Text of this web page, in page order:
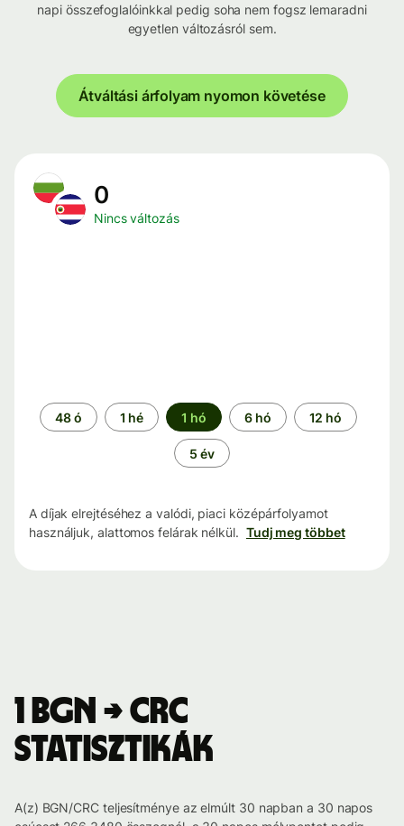
napi összefoglalóinkkal pedig soha nem fogsz lemaradni
egyetlen változásról sem.
Átváltási árfolyam nyomon követése
0
Nincs változás
Időszak
48 ó 1 hé 1 hó 6 hó 12 hó
5 év
A díjak elrejtéséhez a valódi, piaci középárfolyamot
használjuk, alattomos felárak nélkül. Tudj meg többet
1 BGN → CRC
statisztikák
A(z) BGN/CRC teljesítménye az elmúlt 30 napban a 30 napos